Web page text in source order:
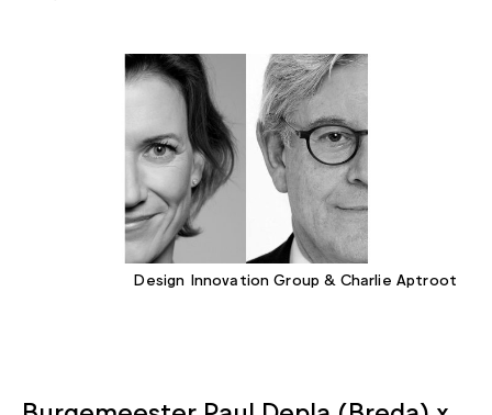
Design Innovation Group & Charlie Aptroot